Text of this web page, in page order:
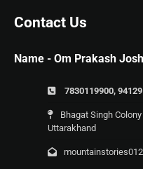
Contact Us
Name - Om Prakash
7830119900,
Bhagat Singh
Uttarakhand